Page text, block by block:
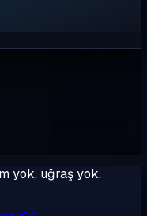
yok, uğraş yok.